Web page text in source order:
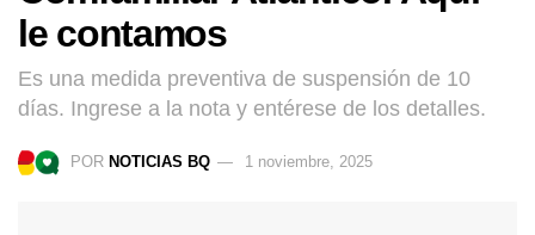
le contamos
Es una medida preventiva de suspensión de 10
días. Ingrese a la nota y entérese de los detalles.
POR NOTICIAS BQ 1 noviembre, 2025